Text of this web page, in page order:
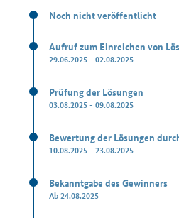
Noch nicht veröffentlicht
Aufruf zum Einreichen von
29.06.2025 - 02.08.2025
Prüfung der Lösungen
03.08.2025 - 09.08.2025
Bewertung der Lösungen
10.08.2025 - 23.08.2025
Bekanntgabe des Gewinners
Ab 24.08.2025